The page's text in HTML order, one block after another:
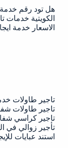
هل تود رقم خدمة
الكويتية خدمات
الاسعار خدمة
تاجير طاولات خدمة
تاجير طاولات شفافه
تاجير كراسي شفافه
تأجير زوالي في الكويت
استند عبايات